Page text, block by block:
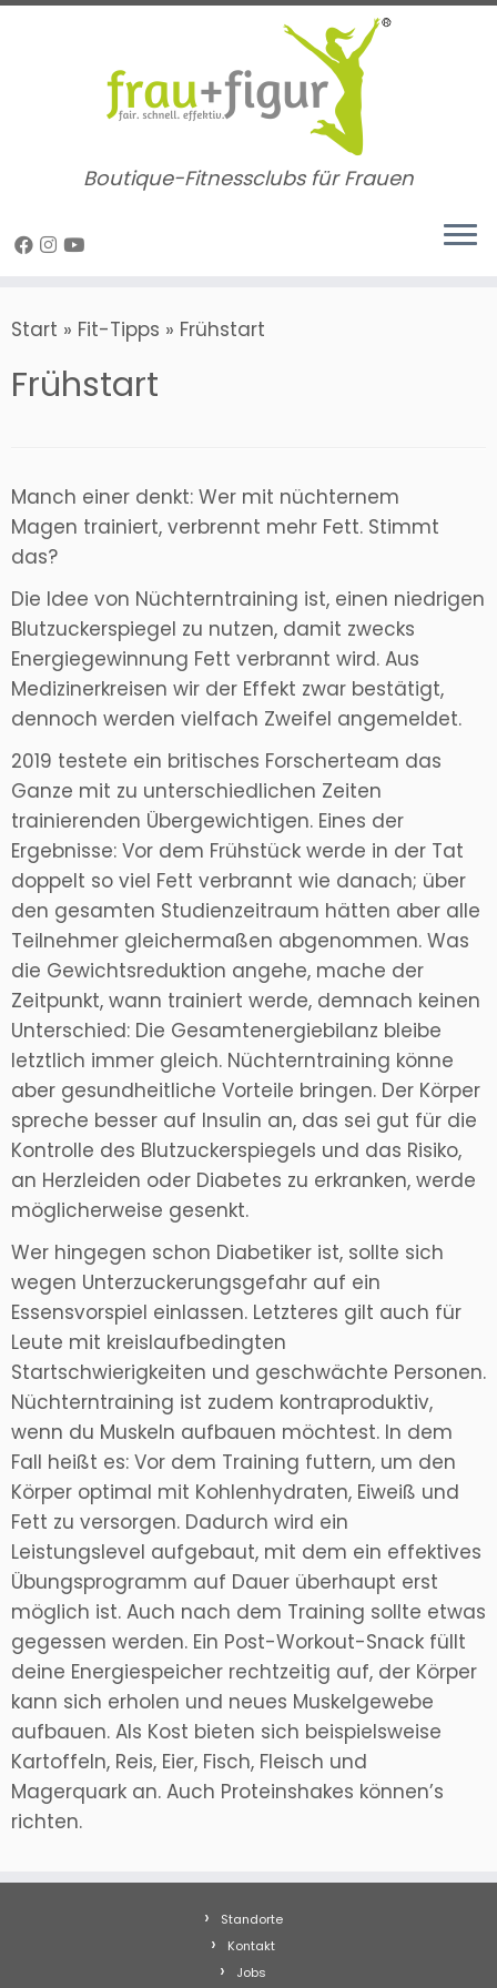
Zum
Boutique-Fitnessclubs für Frauen
Start » Fit-Tipps » Frühstart
Frühstart
Manch einer denkt: Wer mit nüchternem
Magen trainiert, verbrennt mehr Fett. Stimmt
das?
Die Idee von Nüchterntraining ist, einen niedrigen
Blutzuckerspiegel zu nutzen, damit zwecks
Energiegewinnung Fett verbrannt wird. Aus
Medizinerkreisen wir der Effekt zwar bestätigt,
dennoch werden vielfach Zweifel angemeldet.
2019 testete ein britisches Forscherteam das
Ganze mit zu unterschiedlichen Zeiten
trainierenden Übergewichtigen. Eines der
Ergebnisse: Vor dem Frühstück werde in der Tat
doppelt so viel Fett verbrannt wie danach; über
den gesamten Studienzeitraum hätten aber alle
Teilnehmer gleichermaßen abgenommen. Was
die Gewichtsreduktion angehe, mache der
Zeitpunkt, wann trainiert werde, demnach keinen
Unterschied: Die Gesamtenergiebilanz bleibe
letztlich immer gleich. Nüchterntraining könne
aber gesundheitliche Vorteile bringen. Der Körper
spreche besser auf Insulin an, das sei gut für die
Kontrolle des Blutzuckerspiegels und das Risiko,
an Herzleiden oder Diabetes zu erkranken, werde
möglicherweise gesenkt.
Wer hingegen schon Diabetiker ist, sollte sich
wegen Unterzuckerungsgefahr auf ein
Essensvorspiel einlassen. Letzteres gilt auch für
Leute mit kreislaufbedingten
Startschwierigkeiten und geschwächte Personen.
Nüchterntraining ist zudem kontraproduktiv,
wenn du Muskeln aufbauen möchtest. In dem
Fall heißt es: Vor dem Training futtern, um den
Körper optimal mit Kohlenhydraten, Eiweiß und
Fett zu versorgen. Dadurch wird ein
Leistungslevel aufgebaut, mit dem ein effektives
Übungsprogramm auf Dauer überhaupt erst
möglich ist. Auch nach dem Training sollte etwas
gegessen werden. Ein Post-Workout-Snack füllt
deine Energiespeicher rechtzeitig auf, der Körper
kann sich erholen und neues Muskelgewebe
aufbauen. Als Kost bieten sich beispielsweise
Kartoffeln, Reis, Eier, Fisch, Fleisch und
Magerquark an. Auch Proteinshakes können’s
richten.
Standorte
Kontakt
Jobs